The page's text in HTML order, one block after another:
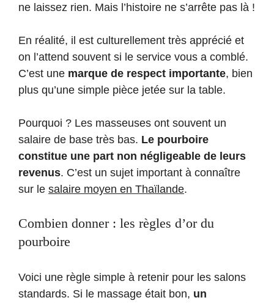
ne laissez rien. Mais l’histoire ne s’arrête pas là !
En réalité, il est culturellement très apprécié et
on l’attend souvent si le service vous a comblé.
C’est une marque de respect importante, bien
plus qu’une simple pièce jetée sur la table.
Pourquoi ? Les masseuses ont souvent un
salaire de base très bas. Le pourboire
constitue une part non négligeable de leurs
revenus. C’est un sujet important à connaître
sur le salaire moyen en Thaïlande.
Combien donner : les règles d’or du
pourboire
Voici une règle simple à retenir pour les salons
standards. Si le massage était bon, un